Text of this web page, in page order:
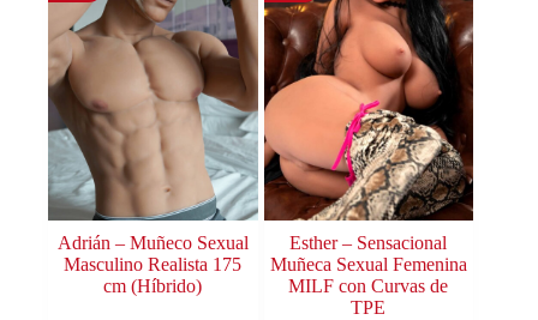
Adrián – Muñeco Sexual
Masculino Realista 175
cm (Híbrido)
Esther – Sensacional
Muñeca Sexual Femenina
MILF con Curvas de
TPE